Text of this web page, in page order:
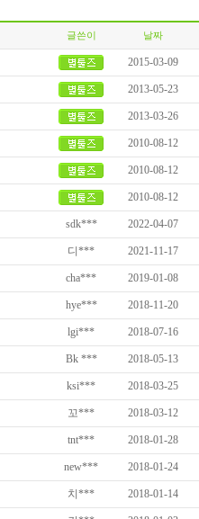
글쓴이 날짜
2015-03-09
2013-05-23
2013-03-26
2010-08-12
2010-08-12
2010-08-12
sdk*** 2022-04-07
디*** 2021-11-17
cha*** 2019-01-08
hye*** 2018-11-20
lgi*** 2018-07-16
Bk *** 2018-05-13
ksi*** 2018-03-25
꼬*** 2018-03-12
tnt*** 2018-01-28
new*** 2018-01-24
치*** 2018-01-14